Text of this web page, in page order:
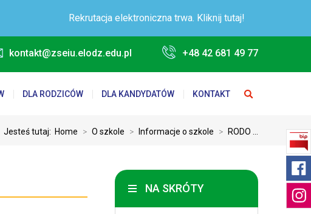
Rekrutacja elektroniczna trwa. Kliknij tutaj!
kontakt@zseiu.elodz.edu.pl +48 42 681 49 77
DLA RODZICÓW DLA KANDYDATÓW KONTAKT
Jesteś tutaj: Home > O szkole > Informacje o szkole > RODO ...
NA SKRÓTY